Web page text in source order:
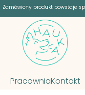
Zamówiony produkt powstaje
PracowniaKontakt